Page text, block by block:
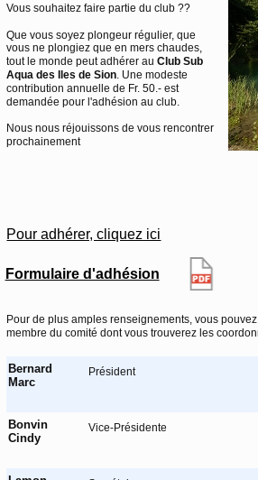
Vous souhaitez faire partie du club ??
Que vous soyez plongeur régulier, que
vous ne plongiez que en mers chaudes,
tout le monde peut adhérer auClub Sub
Aqua des Iles de Sion. Une modeste
contribution annuelle de Fr. 50.- est
demandée pour l'adhésion au club.
Nous nous réjouissons de vous rencontrer
prochainement
Pour adhérer, cliquez ici
Formulaire d'adhésion
Pour de plus amples renseignements, vous
membre du comité dont vous trouverez les
Bernard
Marc
Président
Bonvin
Cindy
Vice-Présidente